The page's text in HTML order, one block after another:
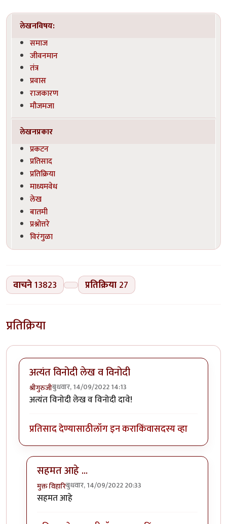
लेखनविषय:
समाज
जीवनमान
तंत्र
प्रवास
राजकारण
मौजमजा
लेखनप्रकार
प्रकटन
प्रतिसाद
प्रतिक्रिया
माध्यमवेध
लेख
बातमी
प्रश्नोत्तरे
विरंगुळा
वाचने13823 प्रतिक्रिया 27
प्रतिक्रिया
अत्यंत विनोदी लेख व विनोदी
श्रीगुरुजीबुधवार, 14/09/2022 14:13
अत्यंत विनोदी लेख व विनोदी दावे!
प्रतिसाद देण्यासाठीलॉग इन कराकिंवासदस्य व्हा
सहमत आहे ...
मुक्त विहारिबुधवार, 14/09/2022 20:33
In reply to
सहमत आहे